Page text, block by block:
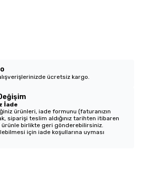
ücretsiz kargo.
İade
ürünleri, iade formunu (faturanızın
siparişi teslim aldığınız tarihten itibaren
birlikte geri gönderebilirsiniz.
için iade koşullarına uyması